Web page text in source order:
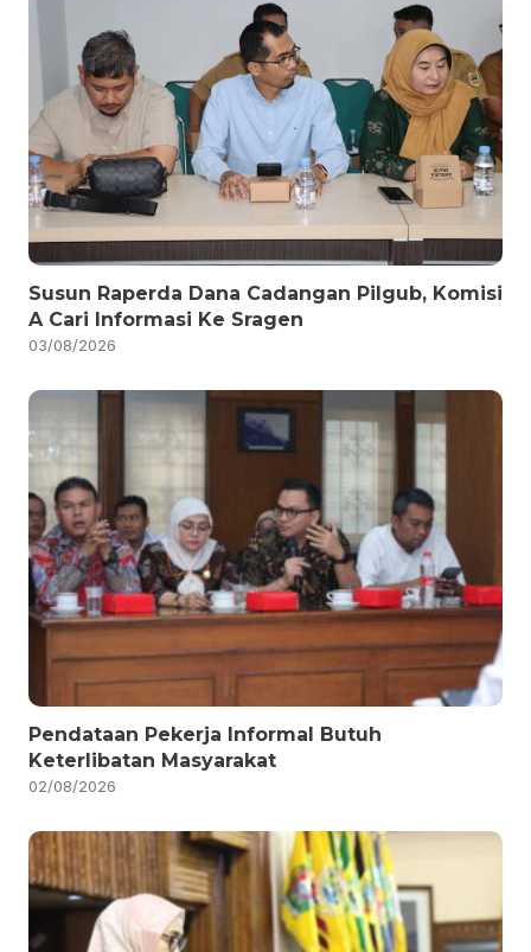
Susun Raperda Dana Cadangan Pilgub, Komisi
A Cari Informasi Ke Sragen
03/08/2026
Pendataan Pekerja Informal Butuh
Keterlibatan Masyarakat
02/08/2026